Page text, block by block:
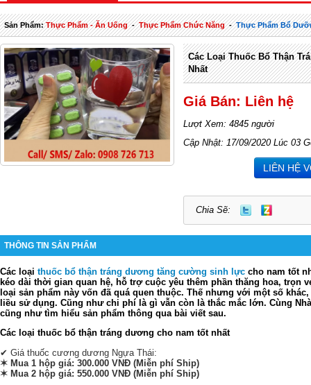
Sản Phẩm:Thực Phẩm - Ăn Uống-Thực Phẩm Chức Năng-Thực Phẩm Bổ
Các Loại Thuốc Bổ Thận
Nhất
Giá Bán: Liên hệ
Lượt Xem: 4845 người
Cập Nhật: 17/09/2020 Lúc 03
LIÊN HỆ
Chia Sẽ:
THÔNG TIN SẢN PHẨM
Các loại thuốc bổ thận tráng dương tăng cường sinh lực cho nam tốt
kéo dài thời gian quan hệ, hỗ trợ cuộc yêu thêm phần thăng hoa, trọn
loại sản phẩm này vốn đã quá quen thuộc. Thế nhưng với một số
liều sử dụng. Cũng như chi phí là gì vẫn còn là thắc mắc lớn. Cùng
cũng như tìm hiểu sản phẩm thông qua bài viết sau.
Các loại thuốc bổ thận tráng dương cho nam tốt nhất
✔ Giá thuốc cương dương Ngựa Thái:
✶ Mua 1 hộp giá: 300.000 VNĐ (Miễn phí Ship)
✶ Mua 2 hộp giá: 550.000 VNĐ (Miễn phí Ship)